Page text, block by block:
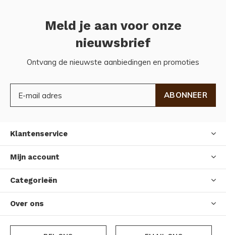
Meld je aan voor onze
nieuwsbrief
Ontvang de nieuwste aanbiedingen en promoties
ABONNEER
Klantenservice
Mijn account
Categorieën
Over ons